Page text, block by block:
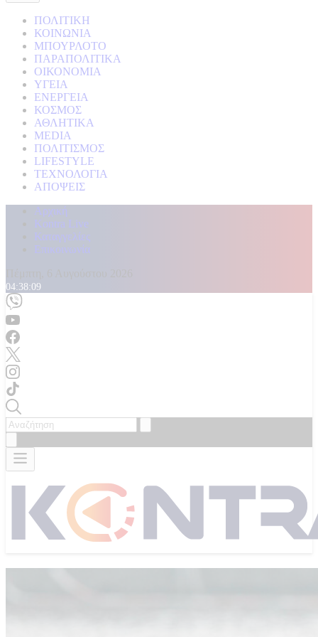
ΠΟΛΙΤΙΚΗ
ΚΟΙΝΩΝΙΑ
ΜΠΟΥΡΛΟΤΟ
ΠΑΡΑΠΟΛΙΤΙΚΑ
ΟΙΚΟΝΟΜΙΑ
ΥΓΕΙΑ
ΕΝΕΡΓΕΙΑ
ΚΟΣΜΟΣ
ΑΘΛΗΤΙΚΑ
MEDIA
ΠΟΛΙΤΙΣΜΟΣ
LIFESTYLE
ΤΕΧΝΟΛΟΓΙΑ
ΑΠΟΨΕΙΣ
Αρχική
Kontra Live
Καταγγελίες
Επικοινωνία
04:38:10